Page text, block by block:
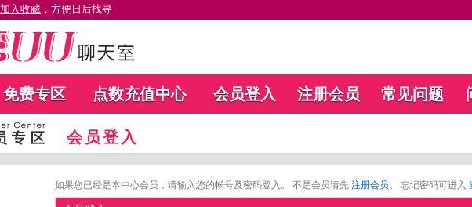
加入收藏 ，方便日后找寻
免费专区 点数充值中心 会员登入 注册会员 常见问题
会员登入
如果您已经是本中心会员，请输入您的帐号及密码登入。 不是会员请先 注册会员。 忘记密码可进入